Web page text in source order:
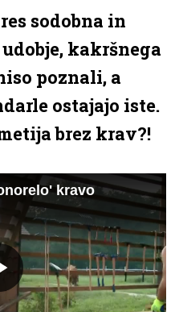
sodobna in
kakršnega
poznali, a
ostajajo iste.
brez krav?!
kravo